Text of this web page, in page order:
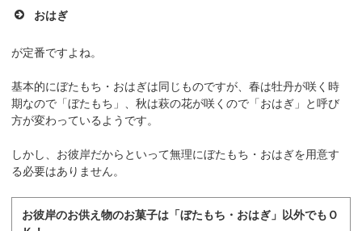
おはぎ
が定番ですよね。
基本的にぼたもち・おはぎは同じものですが、春は牡丹が咲く時
期なので「ぼたもち」、秋は萩の花が咲くので「おはぎ」と呼び
方が変わっているようです。
しかし、お彼岸だからといって無理にぼたもち・おはぎを用意す
る必要はありません。
お彼岸のお供え物のお菓子は「ぼたもち・おはぎ」以外でもＯ